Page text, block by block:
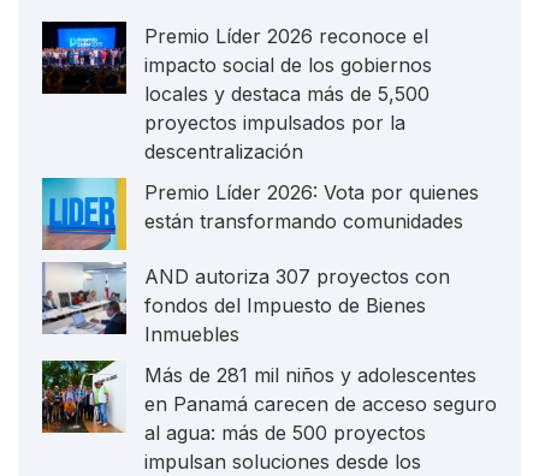
Premio Líder 2026 reconoce el
impacto social de los gobiernos
locales y destaca más de 5,500
proyectos impulsados por la
descentralización
Premio Líder 2026: Vota por quienes
están transformando comunidades
AND autoriza 307 proyectos con
fondos del Impuesto de Bienes
Inmuebles
Más de 281 mil niños y adolescentes
en Panamá carecen de acceso seguro
al agua: más de 500 proyectos
impulsan soluciones desde los